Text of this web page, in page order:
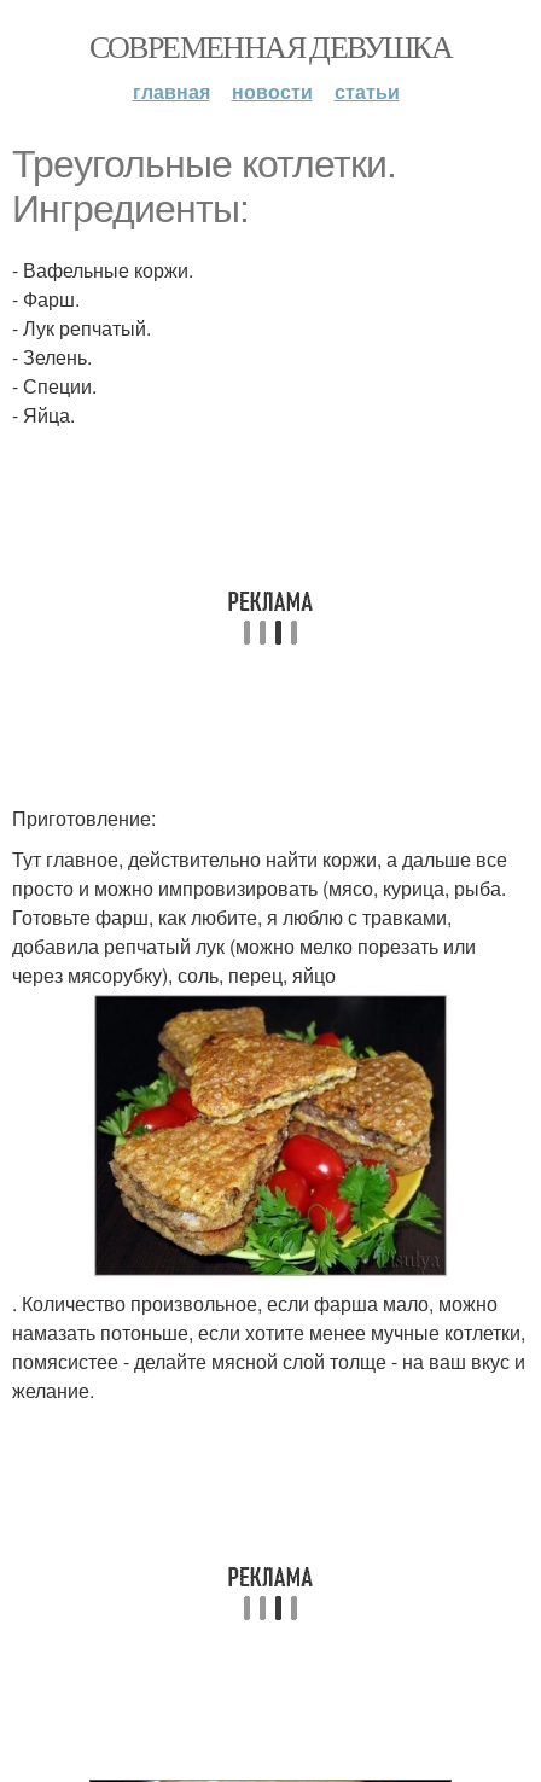
СОВРЕМЕННАЯ ДЕВУШКА
главная новости статьи
Треугольные котлетки.
Ингредиенты:
- Вафельные коржи.
- Фарш.
- Лук репчатый.
- Зелень.
- Специи.
- Яйца.
Приготовление:
Тут главное, действительно найти коржи, а дальше все
просто и можно импровизировать (мясо, курица, рыба.
Готовьте фарш, как любите, я люблю с травками,
добавила репчатый лук (можно мелко порезать или
через мясорубку), соль, перец, яйцо
. Количество произвольное, если фарша мало, можно
намазать потоньше, если хотите менее мучные котлетки,
помясистее - делайте мясной слой толще - на ваш вкус и
желание.